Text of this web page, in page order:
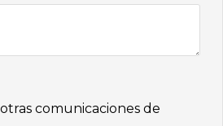
comunicaciones de